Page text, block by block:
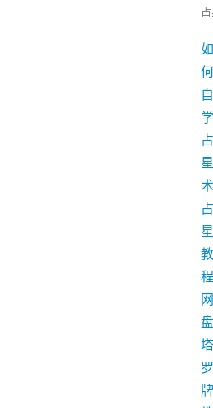
如
何
自
学
占
星
术
占
星
教
程
网
盘
塔
罗
牌